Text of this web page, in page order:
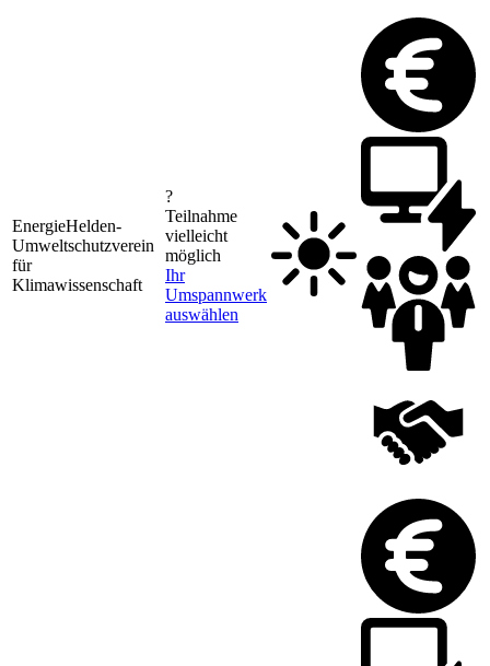
EnergieHelden-
Umweltschutzverein
für
Klimawissenschaft
?
Teilnahme
vielleicht
möglich
Ihr
Umspannwerk
auswählen